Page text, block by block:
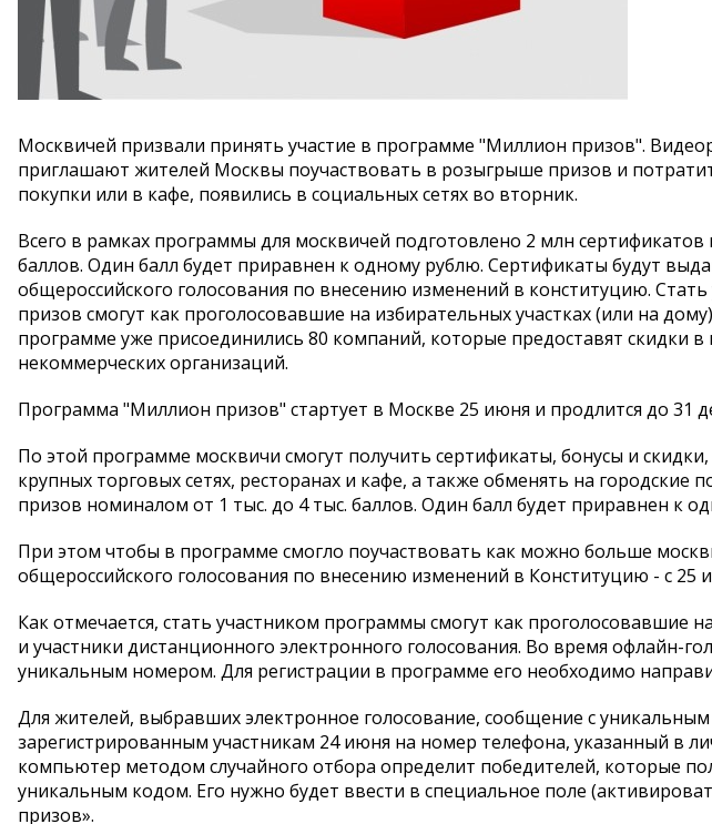
Москвичей призвали принять участие в программе "Миллион призов".
приглашают жителей Москвы поучаствовать в розыгрыше призов и
покупки или в кафе, появились в социальных сетях во вторник.
Всего в рамках программы для москвичей подготовлено 2 млн
баллов. Один балл будет приравнен к одному рублю. Сертификаты будут
общероссийского голосования по внесению изменений в конституцию.
призов смогут как проголосовавшие на избирательных участках (или на
программе уже присоединились 80 компаний, которые предоставят скидки в
некоммерческих организаций.
Программа "Миллион призов" стартует в Москве 25 июня и продлится до 31
По этой программе москвичи смогут получить сертификаты, бонусы и
крупных торговых сетях, ресторанах и кафе, а также обменять на городские
призов номиналом от 1 тыс. до 4 тыс. баллов. Один балл будет приравнен к
При этом чтобы в программе смогло поучаствовать как можно больше
общероссийского голосования по внесению изменений в Конституцию - с 25
Как отмечается, стать участником программы смогут как проголосовавшие
и участники дистанционного электронного голосования. Во время офлайн-
уникальным номером. Для регистрации в программе его необходимо
Для жителей, выбравших электронное голосование, сообщение с
зарегистрированным участникам 24 июня на номер телефона, указанный в
компьютер методом случайного отбора определит победителей, которые
уникальным кодом. Его нужно будет ввести в специальное поле
призов».